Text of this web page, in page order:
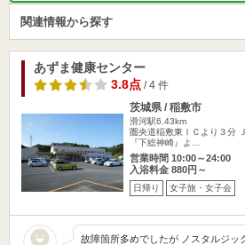
関連情報から探す
あずま健康センター
3.8点/ 4 件
茨城県 / 稲敷市
滑河駅6.43km
圏央道稲敷東ＩＣより３分
『下総神崎』よ…
営業時間 10:00～24:00
入浴料金 880円～
日帰り 女子旅・女子会
故障箇所多めでしたが ノスタルジッ